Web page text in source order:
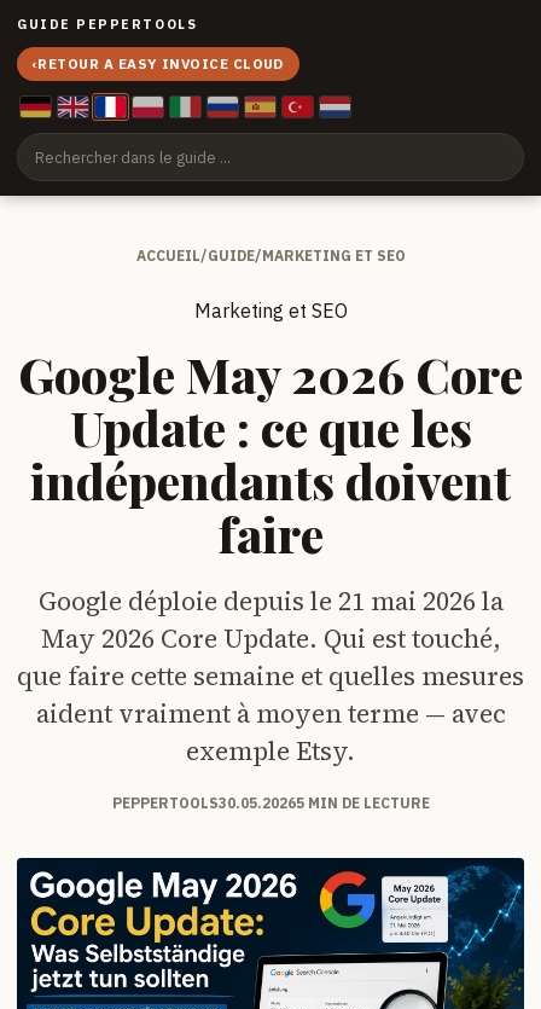
GUIDE PEPPERTOOLS
‹RETOUR A EASY INVOICE CLOUD
ACCUEIL/GUIDE/MARKETING ET SEO
Marketing et SEO
Google May 2026 Core
Update : ce que les
indépendants doivent
faire
Google déploie depuis le 21 mai 2026 la
May 2026 Core Update. Qui est touché,
que faire cette semaine et quelles mesures
aident vraiment à moyen terme — avec
exemple Etsy.
PEPPERTOOLS30.05.20265 MIN DE LECTURE